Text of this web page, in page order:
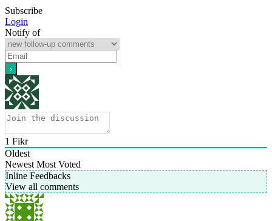
Subscribe
Login
Notify of
1 Fikr
Oldest
Newest Most Voted
Inline Feedbacks
View all comments